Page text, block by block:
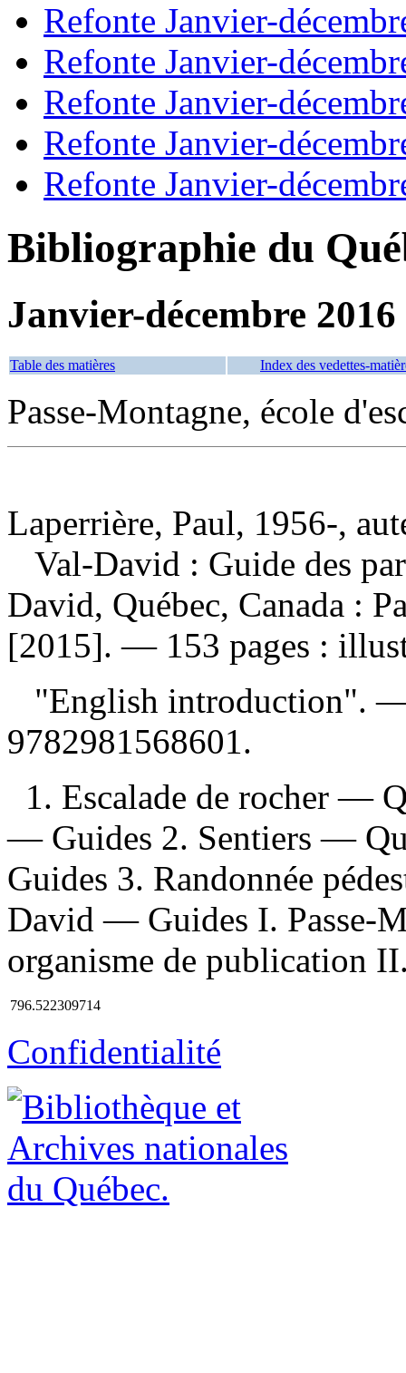
Refonte Janvier-
Refonte Janvier-
Refonte Janvier-
Refonte Janvier-
Refonte Janvier-
Bibliographie du
Janvier-décembre 2016
Table des matières Index des vedettes-
Passe-Montagne, école
Laperrière, Paul, 1956-,
Val-David : Guide des
David, Québec, Canada :
[2015]. — 153 pages :
"English introduction".
9782981568601.
1. Escalade de rocher —
— Guides 2. Sentiers —
Guides 3. Randonnée
David — Guides I. Passe-
organisme de publication
796.522309714
Confidentialité